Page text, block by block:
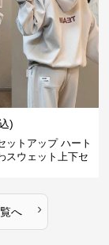
)
ットアップ ハート
スウェット上下セ
へ ›